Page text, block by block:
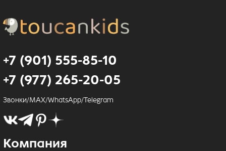
+7 (901) 555-85-10
+7 (977) 265-20-05
Звонки/MAX/WhatsApp/Telegram
Компания